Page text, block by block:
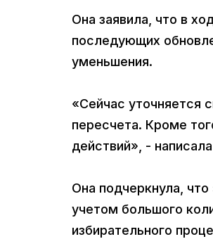
Она заявила, что в
последующих
уменьшения.
«Сейчас уточняется
пересчета. Кроме
действий», -
Она подчеркнула,
учетом большого
избирательного